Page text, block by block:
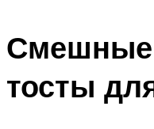
Смешные
тосты